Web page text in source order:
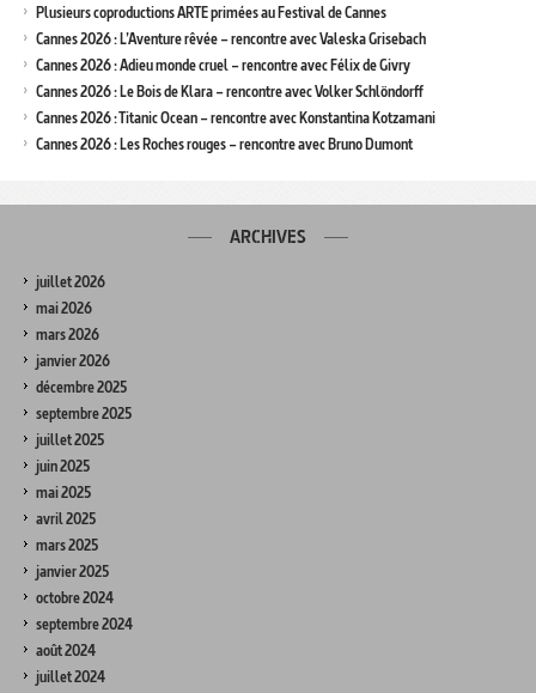
Plusieurs coproductions ARTE primées au Festival de Cannes
Cannes 2026 : L’Aventure rêvée – rencontre avec Valeska Grisebach
Cannes 2026 : Adieu monde cruel – rencontre avec Félix de Givry
Cannes 2026 : Le Bois de Klara – rencontre avec Volker Schlöndorff
Cannes 2026 : Titanic Ocean – rencontre avec Konstantina Kotzamani
Cannes 2026 : Les Roches rouges – rencontre avec Bruno Dumont
ARCHIVES
juillet 2026
mai 2026
mars 2026
janvier 2026
décembre 2025
septembre 2025
juillet 2025
juin 2025
mai 2025
avril 2025
mars 2025
janvier 2025
octobre 2024
septembre 2024
août 2024
juillet 2024